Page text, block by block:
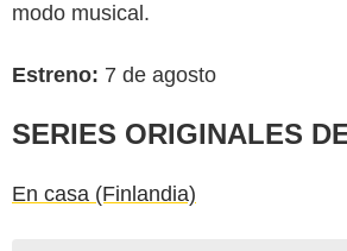
modo musical.
Estreno: 7 de agosto
SERIES ORIGINALES
En casa (Finlandia)